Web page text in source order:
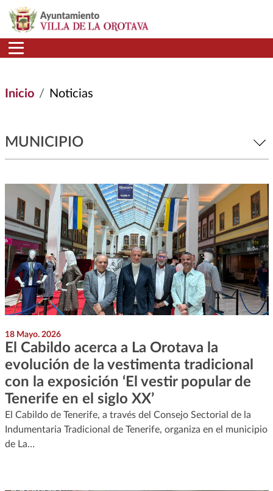
Pasar al contenido principal
Inicio Noticias
MUNICIPIO
18 Mayo. 2026
El Cabildo acerca a La Orotava la
evolución de la vestimenta tradicional
con la exposición ‘El vestir popular de
Tenerife en el siglo XX’
El Cabildo de Tenerife, a través del Consejo Sectorial de la
Indumentaria Tradicional de Tenerife, organiza en el municipio
de La…